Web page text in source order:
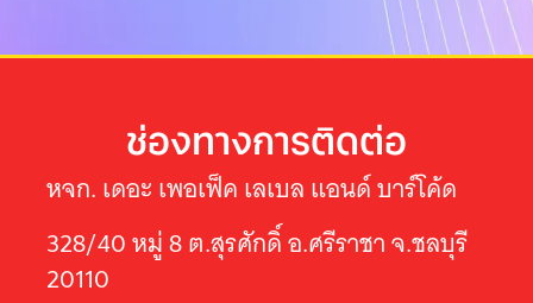
ช่องทางการติดต่อ
หจก. เดอะ เพอเฟ็ค เลเบล แอนด์ บาร์โค้ด
328/40 หมู่ 8 ต.สุรศักดิ์ อ.ศรีราชา จ.ชลบุรี
20110